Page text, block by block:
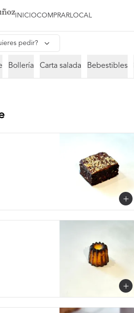
INICIOCOMPRARLOCAL
pedir?
Bollería Carta salada Bebestibles